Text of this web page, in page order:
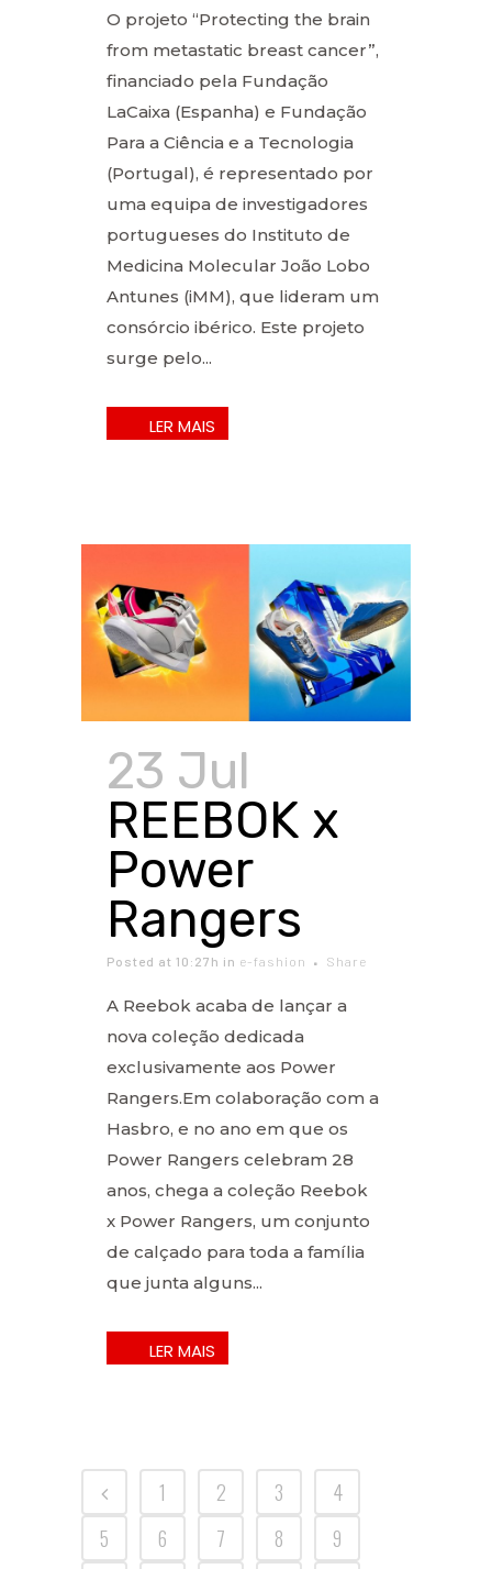
O projeto “Protecting the brain
from metastatic breast cancer”,
financiado pela Fundação
LaCaixa (Espanha) e Fundação
Para a Ciência e a Tecnologia
(Portugal), é representado por
uma equipa de investigadores
portugueses do Instituto de
Medicina Molecular João Lobo
Antunes (iMM), que lideram um
consórcio ibérico. Este projeto
surge pelo...
23 Jul
REEBOK x
Power
Rangers
Posted at 10:27h in e-fashion Share
A Reebok acaba de lançar a
nova coleção dedicada
exclusivamente aos Power
Rangers.Em colaboração com a
Hasbro, e no ano em que os
Power Rangers celebram 28
anos, chega a coleção Reebok
x Power Rangers, um conjunto
de calçado para toda a família
que junta alguns...
1 2 3
4
5
6 7 8
9